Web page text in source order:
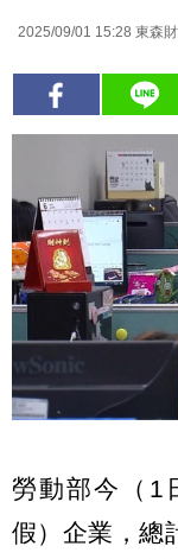
2025/09/01 15:28 東森
勞動部今（1
假）企業，總